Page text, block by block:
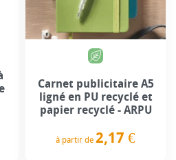
Carnet publicitaire A5
ligné en PU recyclé et
papier recyclé - ARPU
à partir de 2,17 €